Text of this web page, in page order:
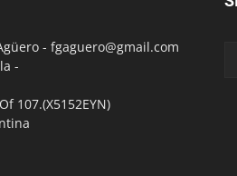
- fgaguero@gmail.com
-
107.(X5152EYN)